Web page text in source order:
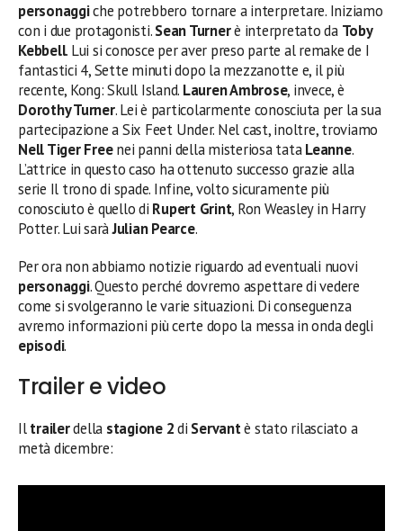
personaggiche potrebbero tornare a interpretare. Iniziamo
con i due protagonisti.Sean Turnerè interpretato da Toby
Kebbell. Lui si conosce per aver preso parte al remake de I
fantastici 4, Sette minuti dopo la mezzanotte e, il più
recente, Kong: Skull Island. Lauren Ambrose, invece, è
Dorothy Turner. Lei è particolarmente conosciuta per la sua
partecipazione a Six Feet Under. Nel cast, inoltre, troviamo
Nell Tiger Freenei panni della misteriosa tataLeanne.
L’attrice in questo caso ha ottenuto successo grazie alla
serie Il trono di spade. Infine, volto sicuramente più
conosciuto è quello di Rupert Grint, Ron Weasley in Harry
Potter. Lui saràJulian Pearce.
Per ora non abbiamo notizie riguardo ad eventuali nuovi
personaggi. Questo perché dovremo aspettare di vedere
come si svolgeranno le varie situazioni. Di conseguenza
avremo informazioni più certe dopo la messa in onda degli
episodi.
Trailer e video
Iltrailerdella stagione 2di Servantè stato rilasciato a
metà dicembre: